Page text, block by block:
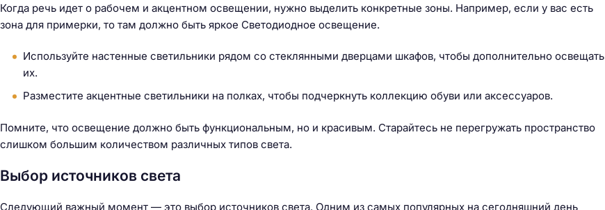
Когда речь идет о рабочем и акцентном освещении, нужно выделить конкретные зоны. Например, если у вас есть
зона для примерки, то там должно быть яркое Светодиодное освещение.
Используйте настенные светильники рядом со стеклянными дверцами шкафов, чтобы дополнительно освещать
их.
Разместите акцентные светильники на полках, чтобы подчеркнуть коллекцию обуви или аксессуаров.
Помните, что освещение должно быть функциональным, но и красивым. Старайтесь не перегружать пространство
слишком большим количеством различных типов света.
Выбор источников света
Следующий важный момент — это выбор источников света. Одним из самых популярных на сегодняшний день